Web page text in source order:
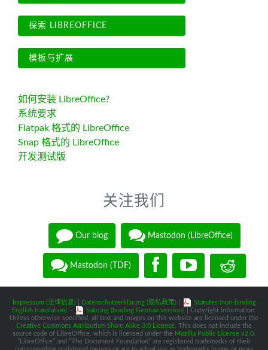
探索 LIBREOFFICE
模板与扩展
如何安装 LibreOffice?
系统要求
Flatpak 格式的 LibreOffice
Snap 格式的 LibreOffice
开发测试版
关注我们
Our blog Mastodon (LibreOffice)
Mastodon (TDF)
Impressum (法律信息)| Datenschutzerklärung (隐私政策)|
Statutes (non-binding
English translation) - Satzung (binding German version)
| Copyright information:
Unless otherwise specified, all text and images on this website are licensed under the
Creative Commons Attribution-Share Alike 3.0 License . This does not include the
source code of LibreOffice, which is licensed under the Mozilla Public License v2.0
“LibreOffice” and “The Document Foundation” are registered trademarks of their